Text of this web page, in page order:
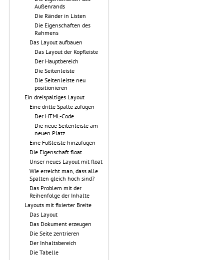
Außenrands
Die Ränder in Listen
Die Eigenschaften des
Rahmens
Das Layout aufbauen
Das Layout der Kopfleiste
Der Hauptbereich
Die Seitenleiste
Die Seitenleiste neu
positionieren
Ein dreispaltiges Layout
Eine dritte Spalte zufügen
Der HTML-Code
Die neue Seitenleiste am
neuen Platz
Eine Fußleiste hinzufügen
Die Eigenschaft float
Unser neues Layout mit float
Wie erreicht man, dass alle
Spalten gleich hoch sind?
Das Problem mit der
Reihenfolge der Inhalte
Layouts mit fixierter Breite
Das Layout
Das Dokument erzeugen
Die Seite zentrieren
Der Inhaltsbereich
Die Tabelle